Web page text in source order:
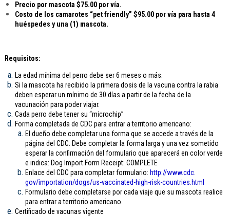
Precio por mascota $75.00 por vía.
Costo de los camarotes “pet friendly” $95.00 por vía para hasta 4
huéspedes y una (1) mascota.
Requisitos:
La edad mínima del perro debe ser 6 meses o más.
Si la mascota ha recibido la primera dosis de la vacuna contra la rabia
deben esperar un mínimo de 30 días a partir de la fecha de la
vacunación para poder viajar.
Cada perro debe tener su “microchip”
Forma completada de CDC para entrar a territorio americano:
El dueño debe completar una forma que se accede a través de la
página del CDC. Debe completar la forma larga y una vez sometido
esperar la confirmación del formulario que aparecerá en color verde
e indica: Dog Import Form Receipt: COMPLETE
Enlace del CDC para completar formulario: http://www.cdc.
gov/importation/dogs/us-vaccinated-high-risk-countries.html
Formulario debe completarse por cada viaje que su mascota realice
para entrar a territorio americano.
Certificado de vacunas vigente